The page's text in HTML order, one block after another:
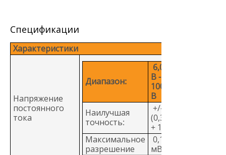
Спецификации
Характеристики
Напряжение
постоянного
тока
Диапазон:
6,000
В -
1000
В
Наилучшая
точность:
+/-
(0,3%
+ 1)
Максимальное
разрешение
0,1
мВ